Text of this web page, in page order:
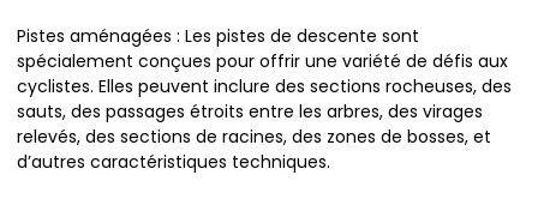
Pistes aménagées : Les pistes de descente sont
spécialement conçues pour offrir une variété de défis aux
cyclistes. Elles peuvent inclure des sections rocheuses, des
sauts, des passages étroits entre les arbres, des virages
relevés, des sections de racines, des zones de bosses, et
d’autres caractéristiques techniques.